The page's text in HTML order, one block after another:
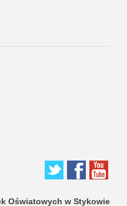
Oświatowych w Stykowie